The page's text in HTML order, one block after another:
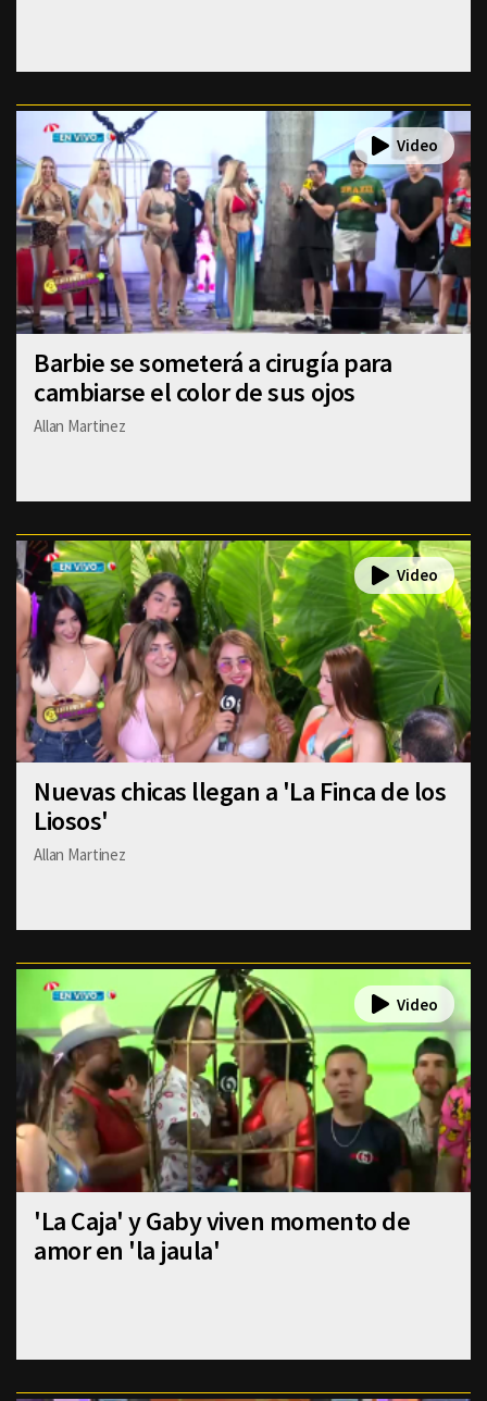
Barbie se someterá a cirugía para
cambiarse el color de sus ojos
Allan Martinez
Nuevas chicas llegan a 'La Finca de los
Liosos'
Allan Martinez
'La Caja' y Gaby viven momento de
amor en 'la jaula'